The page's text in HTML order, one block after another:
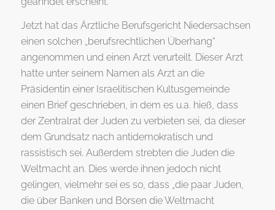
Jetzt hat das Ärztliche Berufsgericht Niedersachsen
einen solchen „berufsrechtlichen Überhang“
angenommen und einen Arzt verurteilt. Dieser Arzt
hatte unter seinem Namen als Arzt an die
Präsidentin einer Israelitischen Kultusgemeinde
einen Brief geschrieben, in dem es u.a. hieß, dass
der Zentralrat der Juden zu verbieten sei, da dieser
dem Grundsatz nach antidemokratisch und
rassistisch sei. Außerdem strebten die Juden die
Weltmacht an. Dies werde ihnen jedoch nicht
gelingen, vielmehr sei es so, dass „die paar Juden,
die über Banken und Börsen die Weltmacht